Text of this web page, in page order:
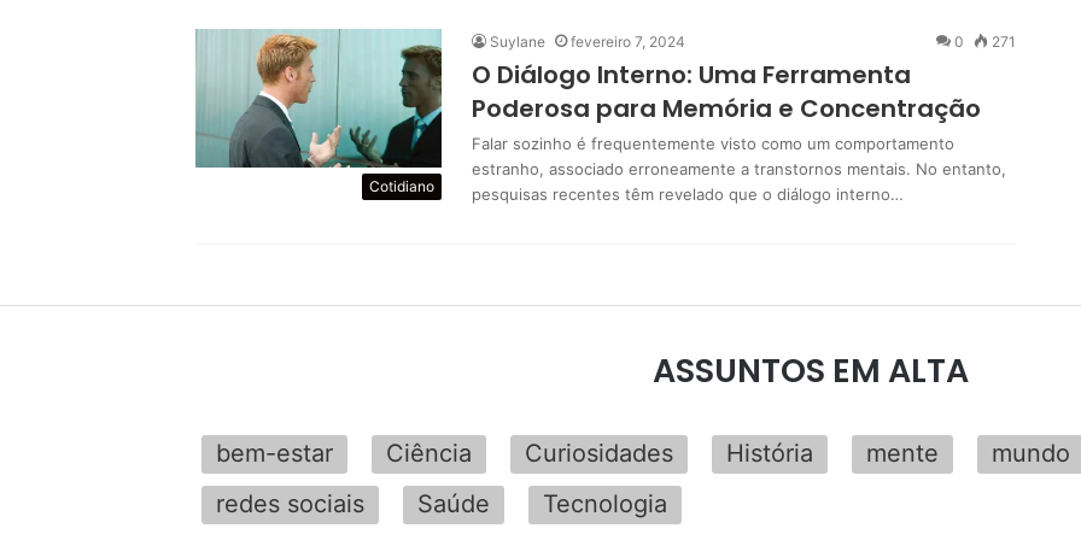
Cotidiano
Suylane fevereiro 7, 2024 0 271
O Diálogo Interno: Uma Ferramenta
Poderosa para Memória e Concentração
Falar sozinho é frequentemente visto como um comportamento
estranho, associado erroneamente a transtornos mentais. No entanto,
pesquisas recentes têm revelado que o diálogo interno…
ASSUNTOS EM ALTA
bem-estar Ciência Curiosidades História mente mundo
redes sociais
Saúde Tecnologia